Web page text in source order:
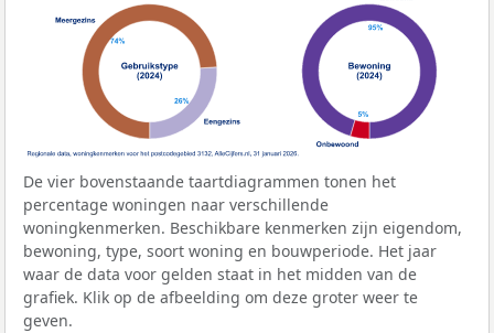
De vier bovenstaande taartdiagrammen tonen het
percentage woningen naar verschillende
woningkenmerken. Beschikbare kenmerken zijn eigendom,
bewoning, type, soort woning en bouwperiode. Het jaar
waar de data voor gelden staat in het midden van de
grafiek. Klik op de afbeelding om deze groter weer te
geven.